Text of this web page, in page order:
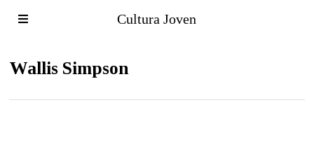
Cultura Joven
Wallis Simpson